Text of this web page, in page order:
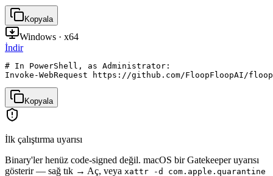
Kopyala
Windows · x64
İndir
# In PowerShell, as Administrator:
Invoke-WebRequest https://github.com/FloopFloopAI/
Kopyala
İlk çalıştırma uyarısı
Binary'ler henüz code-signed değil. macOS bir Gatekeeper uyarısı
gösterir — sağ tık → Aç, veya xattr -d com.apple.quarantine